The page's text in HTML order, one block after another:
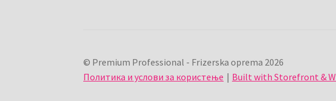
© Premium Professional - Frizerska oprema 2026
Политика и услови за користење
Built with Storefront &